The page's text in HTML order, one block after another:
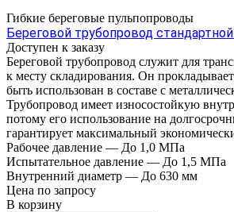
Гибкие береговые пульпопроводы
Береговой трубопровод
Доступен к заказу
Береговой трубопровод служит для
к месту складирования. Он
быть использован в составе с
Трубопровод имеет износостойкую
потому его использование на
гарантирует максимальный
Рабочее давление — До 1,0 МПа
Испытательное давление — До 1,5 МПа
Внутренний диаметр — До 630 мм
Цена по запросу
В корзину